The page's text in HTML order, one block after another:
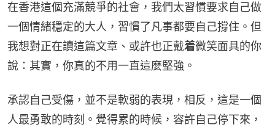
在香港這個充滿競爭的社會，我們太習慣要求自己做
一個情緒穩定的大人，習慣了凡事都要自己撐住。但
我想對正在讀這篇文章、或許也正戴着微笑面具的你
說：其實，你真的不用一直這麼堅強。
承認自己受傷，並不是軟弱的表現，相反，這是一個
人最勇敢的時刻。覺得累的時候，容許自己停下來，